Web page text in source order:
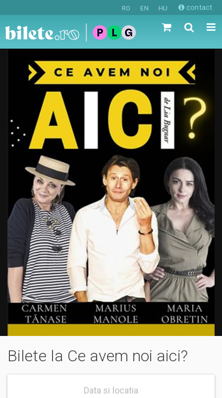
RO EN HU contact
Bilete la Ce avem noi aici?
Data si locatia